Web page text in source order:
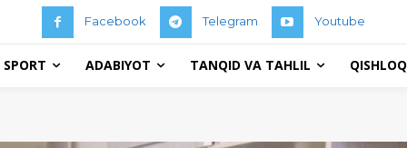
Facebook Telegram Youtube
ADABIYOT TANQID VA TAHLIL